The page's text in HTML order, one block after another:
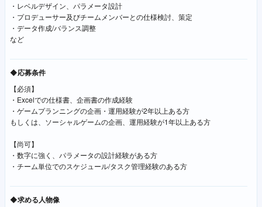
・レベルデザイン、パラメータ設計
・プロデューサー及びチームメンバーとの仕様検討、策定
・データ作成/バランス調整
など
◆応募条件
【必須】
・Excelでの仕様書、企画書の作成経験
・ゲームプランニングの企画・運用経験が2年以上ある方
もしくは、ソーシャルゲームの企画、運用経験が1年以上ある方
【尚可】
・数字に強く、パラメータの設計経験がある方
・チーム単位でのスケジュール/タスク管理経験のある方
◆求める人物像